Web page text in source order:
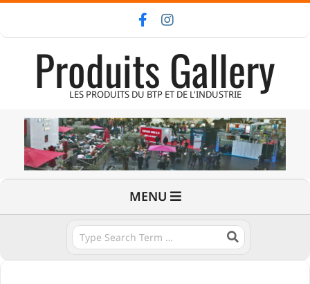
Produits Gallery
LES PRODUITS DU BTP ET DE L'INDUSTRIE
Primary
MENU